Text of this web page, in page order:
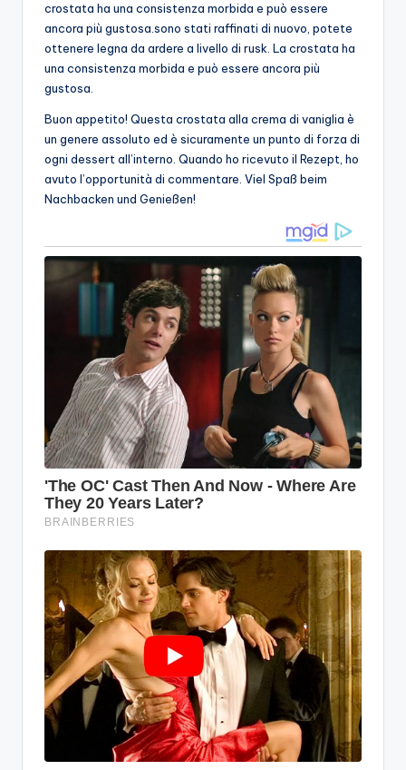
crostata ha una consistenza morbida e può essere
ancora più gustosa.sono stati raffinati di nuovo, potete
ottenere legna da ardere a livello di rusk. La crostata ha
una consistenza morbida e può essere ancora più
gustosa.
Buon appetito! Questa crostata alla crema di vaniglia è
un genere assoluto ed è sicuramente un punto di forza di
ogni dessert all’interno. Quando ho ricevuto il Rezept, ho
avuto l’opportunità di commentare. Viel Spaß beim
Nachbacken und Genießen!